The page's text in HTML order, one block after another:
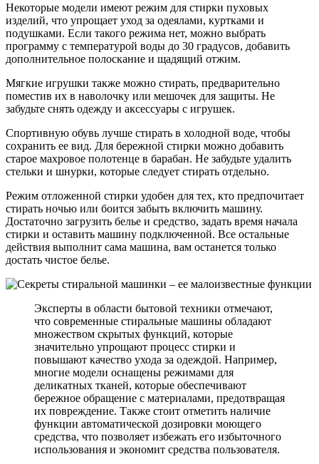
Некоторые модели имеют режим для стирки пуховых
изделий, что упрощает уход за одеялами, куртками и
подушками. Если такого режима нет, можно выбрать
программу с температурой воды до 30 градусов, добавить
дополнительное полоскание и щадящий отжим.
Мягкие игрушки также можно стирать, предварительно
поместив их в наволочку или мешочек для защиты. Не
забудьте снять одежду и аксессуары с игрушек.
Спортивную обувь лучше стирать в холодной воде, чтобы
сохранить ее вид. Для бережной стирки можно добавить
старое махровое полотенце в барабан. Не забудьте удалить
стельки и шнурки, которые следует стирать отдельно.
Режим отложенной стирки удобен для тех, кто предпочитает
стирать ночью или боится забыть включить машину.
Достаточно загрузить белье и средство, задать время начала
стирки и оставить машину подключенной. Все остальные
действия выполнит сама машина, вам останется только
достать чистое белье.
Эксперты в области бытовой техники отмечают,
что современные стиральные машины обладают
множеством скрытых функций, которые
значительно упрощают процесс стирки и
повышают качество ухода за одеждой. Например,
многие модели оснащены режимами для
деликатных тканей, которые обеспечивают
бережное обращение с материалами, предотвращая
их повреждение. Также стоит отметить наличие
функции автоматической дозировки моющего
средства, что позволяет избежать его избыточного
использования и экономит средства пользователя.